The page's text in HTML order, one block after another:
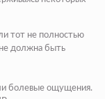
тот не полностью
должна быть
болевые ощущения.